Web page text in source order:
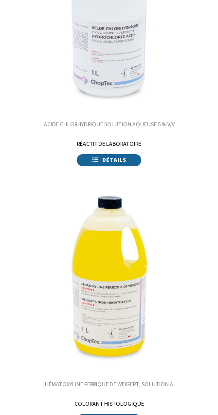
ACIDE CHLORHYDRIQUE SOLUTION AQUEUSE 5 % V/V
RÉACTIF DE LABORATOIRE
DÉTAILS
HÉMATOXYLINE FERRIQUE DE WEIGERT, SOLUTION A
COLORANT HISTOLOGIQUE